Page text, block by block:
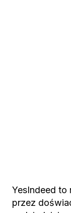
YesIndeed to
przez